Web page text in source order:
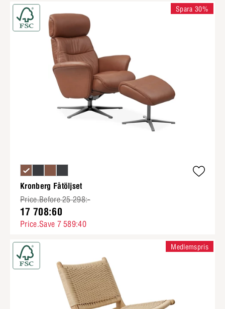
Kronberg Fåtöljset
Price.Before 25 298:-
17 708:60
Price.Save 7 589:40
Spara 30%
Medlemspris